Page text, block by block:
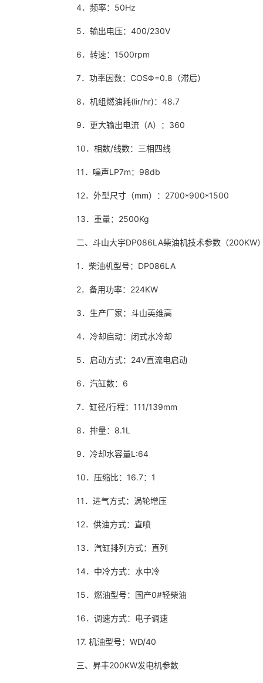
4．频率：50Hz
5．输出电压：400/230V
6．转速：1500rpm
7．功率因数：COSΦ=0.8（滞后）
8．机组燃油耗(lir/hr)：48.7
9．更大输出电流（A）：360
10．相数/线数：三相四线
11．噪声LP7m：98db
12．外型尺寸（mm）：2700*900*1500
13．重量：2500Kg
二、斗山大宇DP086LA柴油机技术参数（200KW
1．柴油机型号：DP086LA
2．备用功率：224KW
3．生产厂家：斗山英维高
4．冷却启动：闭式水冷却
5．启动方式：24V直流电启动
6．汽缸数：6
7．缸径/行程：111/139mm
8．排量：8.1L
9．冷却水容量L:64
10．压缩比：16.7：1
11．进气方式：涡轮增压
12．供油方式：直喷
13．汽缸排列方式：直列
14．中冷方式：水中冷
15．燃油型号：国产0#轻柴油
16．调速方式：电子调速
17. 机油型号：WD/40
三、昇丰200KW发电机参数